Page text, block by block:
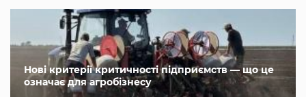
Нові критерії критичності підприємств — що це
означає для агробізнесу